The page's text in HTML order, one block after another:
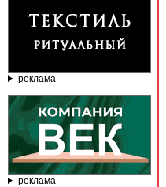
реклама
реклама